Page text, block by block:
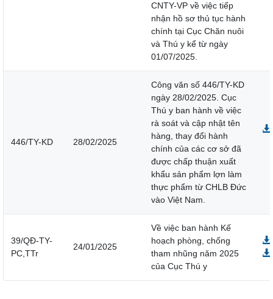
CNTY-VP về việc tiếp
nhận hồ sơ thủ tục hành
chính tại Cục Chăn nuôi
và Thú y kể từ ngày
01/07/2025.
446/TY-KD 28/02/2025
Công văn số 446/TY-KD
ngày 28/02/2025. Cục
Thú y ban hành về việc
rà soát và cập nhật tên
hàng, thay đổi hành
chính của các cơ sở đã
được chấp thuận xuất
khẩu sản phẩm lợn làm
thực phẩm từ CHLB Đức
vào Việt Nam.
39/QĐ-TY-
PC,TTr
24/01/2025
Về việc ban hành Kế
hoạch phòng, chống
tham nhũng năm 2025
của Cục Thú y